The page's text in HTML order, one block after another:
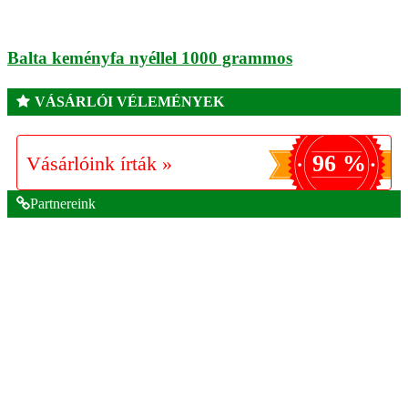
Balta keményfa nyéllel 1000 grammos
VÁSÁRLÓI VÉLEMÉNYEK
Vásárlóink írták » 96 %
Partnereink